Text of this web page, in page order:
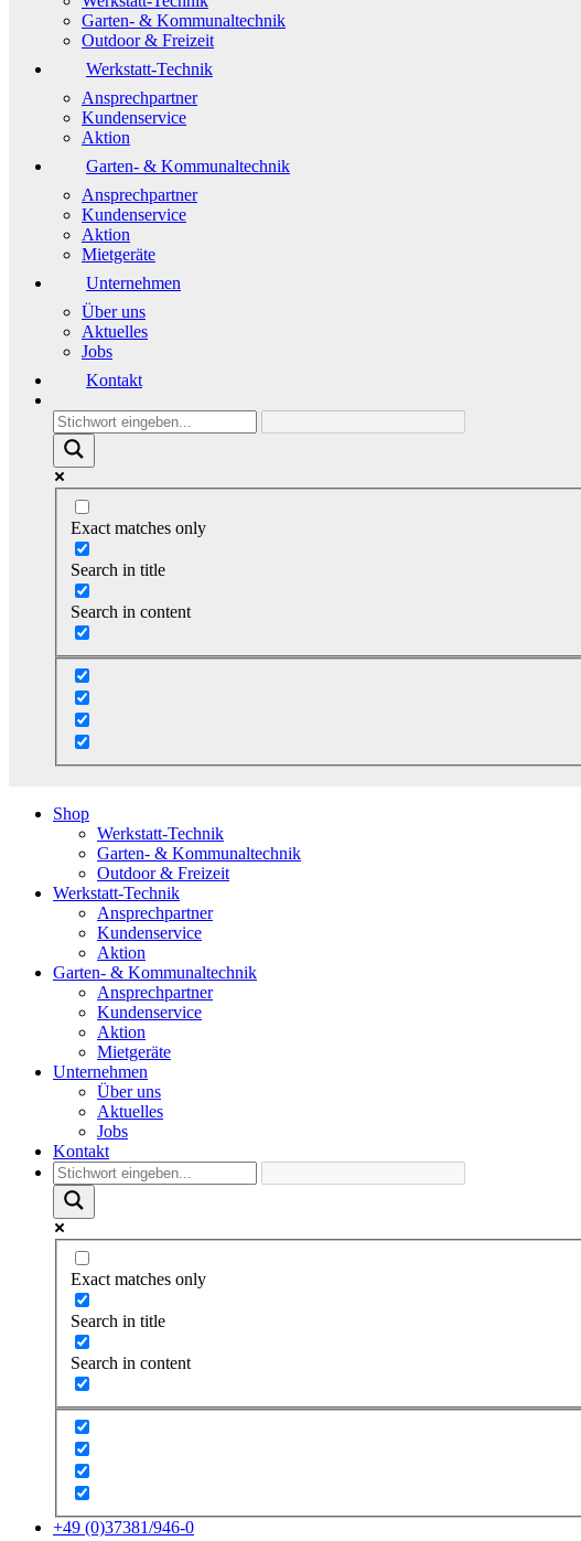
Garten- & Kommunaltechnik
Outdoor & Freizeit
Werkstatt-Technik
Ansprechpartner
Kundenservice
Aktion
Garten- & Kommunaltechnik
Ansprechpartner
Kundenservice
Aktion
Mietgeräte
Unternehmen
Über uns
Aktuelles
Jobs
Kontakt
Exact matches only
Search in title
Search in content
Shop
Werkstatt-Technik
Garten- & Kommunaltechnik
Outdoor & Freizeit
Werkstatt-Technik
Ansprechpartner
Kundenservice
Aktion
Garten- & Kommunaltechnik
Ansprechpartner
Kundenservice
Aktion
Mietgeräte
Unternehmen
Über uns
Aktuelles
Jobs
Kontakt
Exact matches only
Search in title
Search in content
+49 (0)37381/946-0